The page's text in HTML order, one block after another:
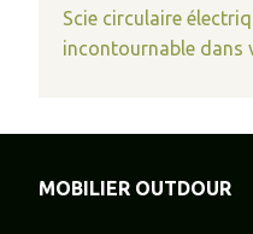
Scie circulaire
incontournable dans
MOBILIER OUTDOUR